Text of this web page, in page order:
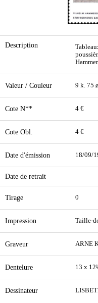
Description
Valeur / Couleur 9 k. 75
Cote N** 4 €
Cote Obl. 4 €
Date d'émission 18/09/
Date de retrait
Tirage 0
Impression Taille-
Graveur ARNE
Dentelure 13 x
Dessinateur